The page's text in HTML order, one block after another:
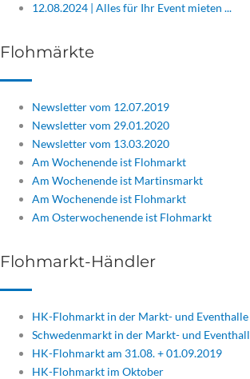
12.08.2024 | Alles für Ihr Event mieten ...
Flohmärkte
Newsletter vom 12.07.2019
Newsletter vom 29.01.2020
Newsletter vom 13.03.2020
Am Wochenende ist Flohmarkt
Am Wochenende ist Martinsmarkt
Am Wochenende ist Flohmarkt
Am Osterwochenende ist Flohmarkt
Flohmarkt-Händler
HK-Flohmarkt in der Markt- und
Schwedenmarkt in der Markt- und
HK-Flohmarkt am 31.08. + 01.09.2019
HK-Flohmarkt im Oktober